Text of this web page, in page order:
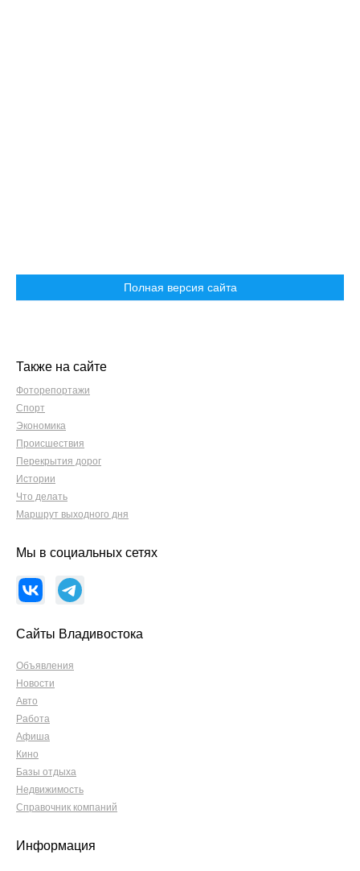
Полная версия сайта
Также на сайте
Фоторепортажи
Спорт
Экономика
Происшествия
Перекрытия дорог
Истории
Что делать
Маршрут выходного дня
Мы в социальных сетях
Сайты Владивостока
Объявления
Новости
Авто
Работа
Афиша
Кино
Базы отдыха
Недвижимость
Справочник компаний
Информация